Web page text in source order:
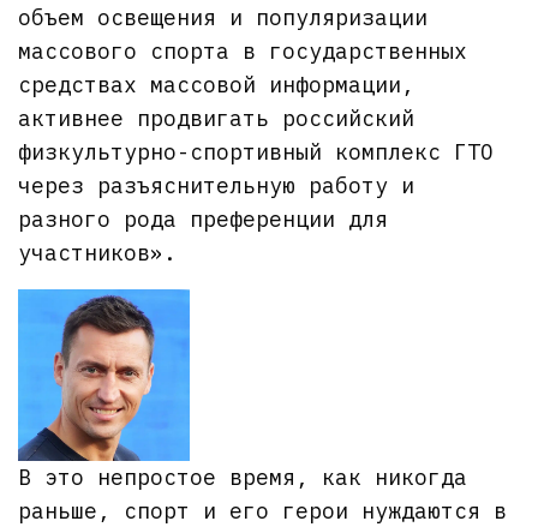
объем освещения и популяризации
массового спорта в государственных
средствах массовой информации,
активнее продвигать российский
физкультурно-спортивный комплекс ГТО
через разъяснительную работу и
разного рода преференции для
участников».
В это непростое время, как никогда
раньше, спорт и его герои нуждаются в